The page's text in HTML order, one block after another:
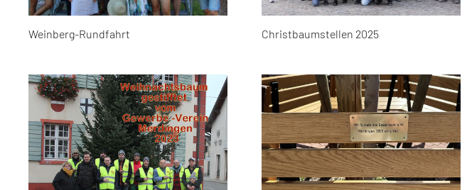
Weinberg-Rundfahrt Christbaumstellen 2025